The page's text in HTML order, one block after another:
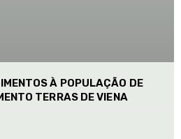
À POPULAÇÃO DE
TERRAS DE VIENA